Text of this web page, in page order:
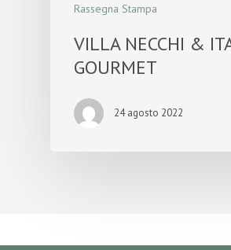
Rassegna Stampa
VILLA NECCHI &
GOURMET
24 agosto 2022